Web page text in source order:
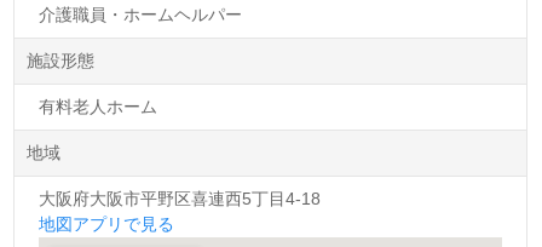
介護職員・ホームヘルパー
施設形態
有料老人ホーム
地域
大阪府大阪市平野区喜連西5丁目4-18
地図アプリで見る